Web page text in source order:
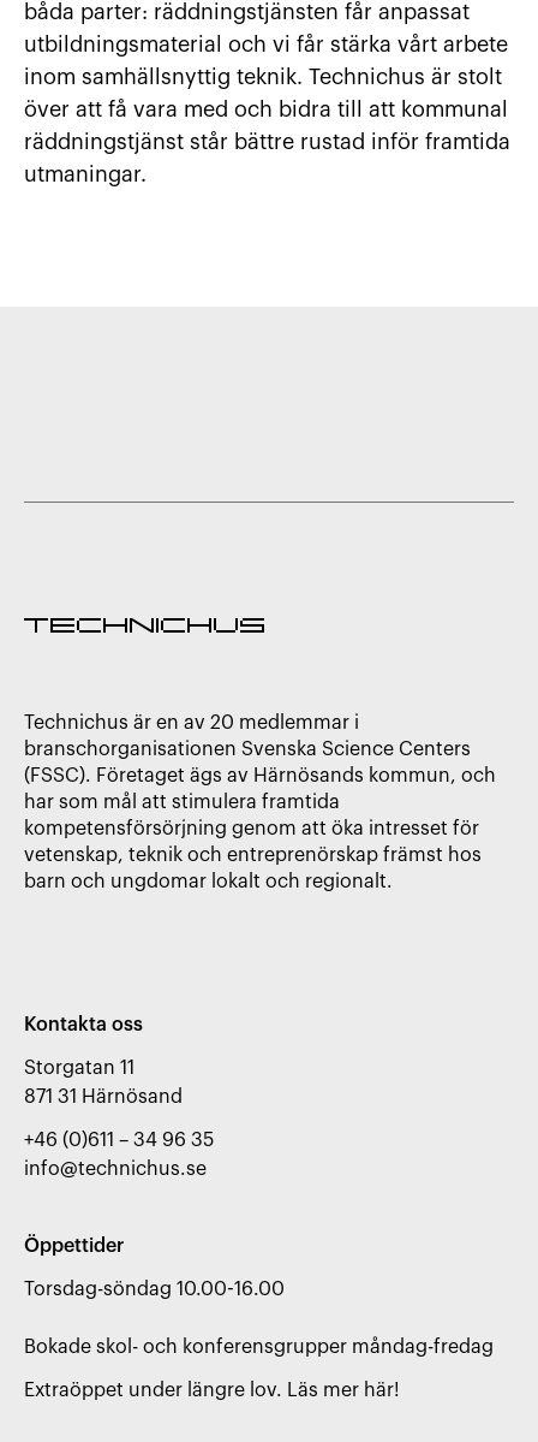
båda parter: räddningstjänsten får anpassat
utbildningsmaterial och vi får stärka vårt arbete
inom samhällsnyttig teknik. Technichus är stolt
över att få vara med och bidra till att kommunal
räddningstjänst står bättre rustad inför framtida
utmaningar.
Technichus är en av 20 medlemmar i
branschorganisationen Svenska Science Centers
(FSSC). Företaget ägs av Härnösands kommun, och
har som mål att stimulera framtida
kompetensförsörjning genom att öka intresset för
vetenskap, teknik och entreprenörskap främst hos
barn och ungdomar lokalt och regionalt.
Kontakta oss
Storgatan 11
871 31 Härnösand
+46 (0)611 – 34 96 35
info@technichus.se
Öppettider
Torsdag-söndag 10.00-16.00
Bokade skol- och konferensgrupper måndag-fredag
Extraöppet under längre lov. Läs mer här!